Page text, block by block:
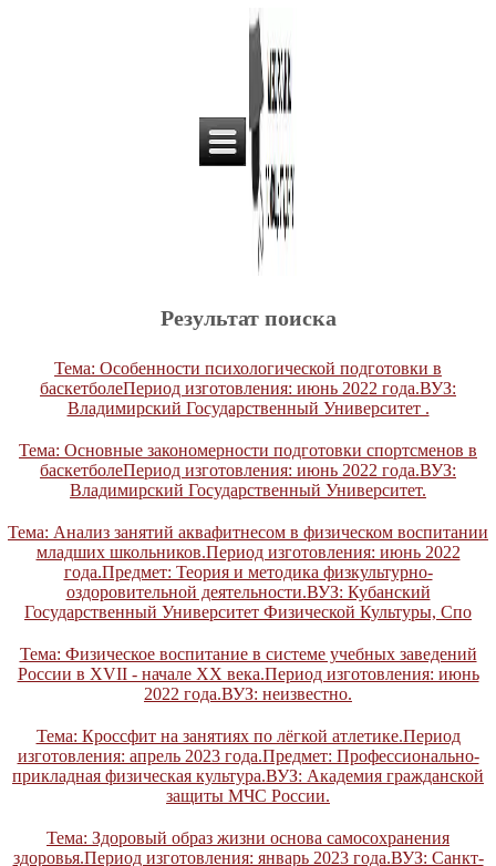
Результат поиска
Тема: Особенности психологической подготовки в
баскетболеПериод изготовления: июнь 2022 года.ВУЗ:
Владимирский Государственный Университет .
Тема: Основные закономерности подготовки спортсменов в
баскетболеПериод изготовления: июнь 2022 года.ВУЗ:
Владимирский Государственный Университет.
Тема: Анализ занятий аквафитнесом в физическом воспитании
младших школьников.Период изготовления: июнь 2022
года.Предмет: Теория и методика физкультурно-
оздоровительной деятельности.ВУЗ: Кубанский
Государственный Университет Физической Культуры, Спо
Тема: Физическое воспитание в системе учебных заведений
России в XVII - начале ХХ века.Период изготовления: июнь
2022 года.ВУЗ: неизвестно.
Тема: Кроссфит на занятиях по лёгкой атлетике.Период
изготовления: апрель 2023 года.Предмет: Профессионально-
прикладная физическая культура.ВУЗ: Академия гражданской
защиты МЧС России.
Тема: Здоровый образ жизни основа самосохранения
здоровья.Период изготовления: январь 2023 года.ВУЗ: Санкт-